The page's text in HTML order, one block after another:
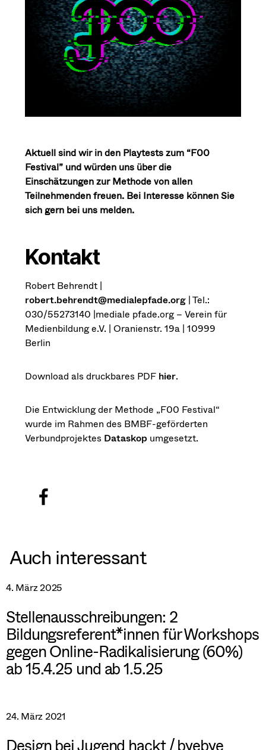
Aktuell sind wir in den Playtests zum “F00
Festival” und würden uns über die
Einschätzungen zur Methode von allen
Teilnehmenden freuen. Bei Interesse können Sie
sich gern bei uns melden.
Kontakt
Robert Behrendt |
robert.behrendt@medialepfade.org| Tel.:
030/55273140 |mediale pfade.org – Verein für
Medienbildung e.V. | Oranienstr. 19a | 10999
Berlin
Download als druckbares PDF hier.
Die Entwicklung der Methode „F00 Festival“
wurde im Rahmen des BMBF-geförderten
Verbundprojektes Dataskop umgesetzt.
Auch interessant
4. März 2025
Stellenausschreibungen: 2
Bildungsreferent*innen für Workshops
gegen Online-Radikalisierung (60%)
ab 15.4.25 und ab 1.5.25
24. März 2021
Design bei Jugend hackt / byebye